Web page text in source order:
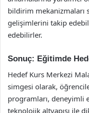
bildirim mekanizmaları
gelişimlerini takip
edebilirler.
Sonuç: Eğitimde
Hedef Kurs Merkezi
simgesi olarak,
programları, deneyimli
teknolojik altyapısı ile